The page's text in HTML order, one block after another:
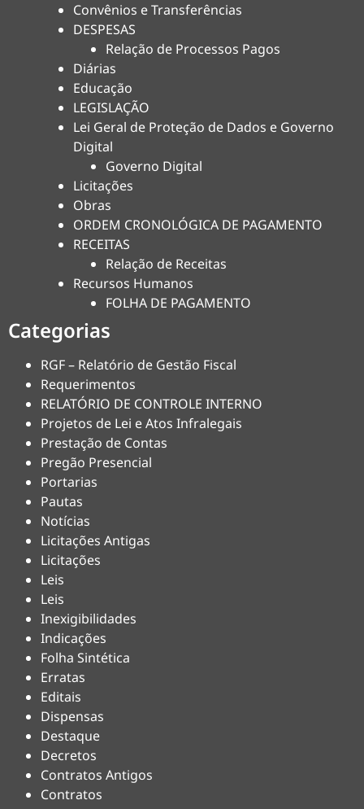
Convênios e Transferências
DESPESAS
Relação de Processos Pagos
Diárias
Educação
LEGISLAÇÃO
Lei Geral de Proteção de Dados e Governo
Digital
Governo Digital
Licitações
Obras
ORDEM CRONOLÓGICA DE PAGAMENTO
RECEITAS
Relação de Receitas
Recursos Humanos
FOLHA DE PAGAMENTO
Categorias
RGF – Relatório de Gestão Fiscal
Requerimentos
RELATÓRIO DE CONTROLE INTERNO
Projetos de Lei e Atos Infralegais
Prestação de Contas
Pregão Presencial
Portarias
Pautas
Notícias
Licitações Antigas
Licitações
Leis
Leis
Inexigibilidades
Indicações
Folha Sintética
Erratas
Editais
Dispensas
Destaque
Decretos
Contratos Antigos
Contratos